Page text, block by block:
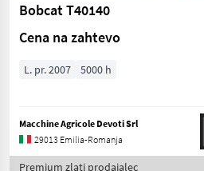
Bobcat T40140
Cena na zahtevo
L. pr. 2007 5000 h
Macchine Agricole Devoti Srl
29013 Emilia-Romanja
Premium zlati prodajalec